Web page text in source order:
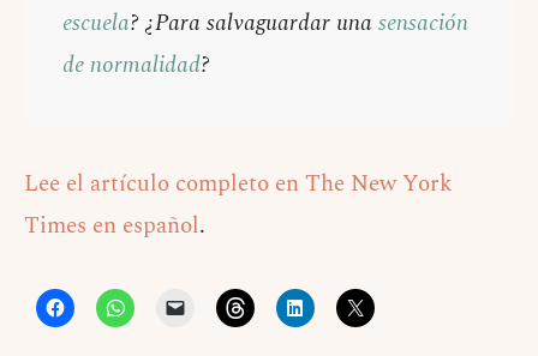
escuela? ¿Para salvaguardar una sensación
de normalidad?
Lee el artículo completo en The New York
Times en español.